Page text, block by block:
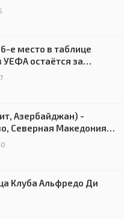
е место в таблице
остаётся за
Азербайджан) -
Северная Македония) -
Клуба Альфредо Ди